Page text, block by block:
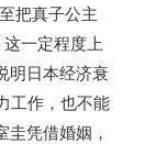
把真子公主
一定程度上
明日本经济衰
工作，也不能
凭借婚姻，